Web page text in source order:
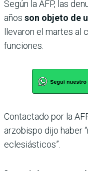
Según la AFP, las
años son objeto de
llevaron el martes al
funciones.
Contactado por la
arzobispo dijo haber
eclesiásticos”.